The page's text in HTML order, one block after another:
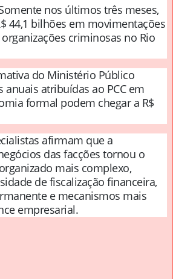
nos últimos três meses,
44,1 bilhões em movimentações
criminosas no Rio
do Ministério Público
anuais atribuídas ao PCC em
formal podem chegar a R$
afirmam que a
das facções tornou o
mais complexo,
de fiscalização financeira,
e mecanismos mais
empresarial.